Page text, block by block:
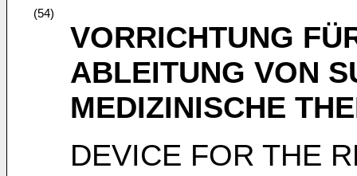
(54)
VORRICHTUNG
ABLEITUNG VON
MEDIZINISCHE
DEVICE FOR THE